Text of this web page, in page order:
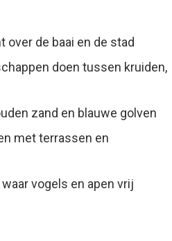
over de baai en de stad
doen tussen kruiden,
zand en blauwe golven
met terrassen en
vogels en apen vrij